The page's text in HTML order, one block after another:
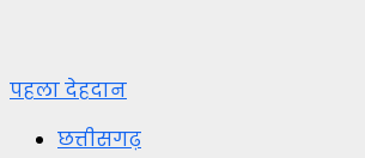
पहला देहदान
छत्तीसगढ़